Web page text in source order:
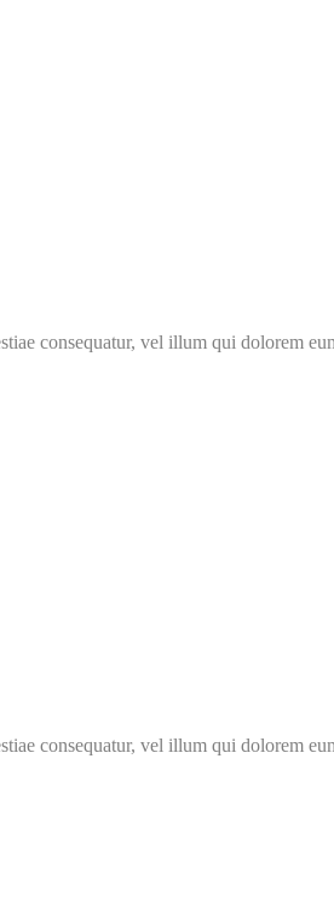
consequatur, vel illum qui dolorem
consequatur, vel illum qui dolorem